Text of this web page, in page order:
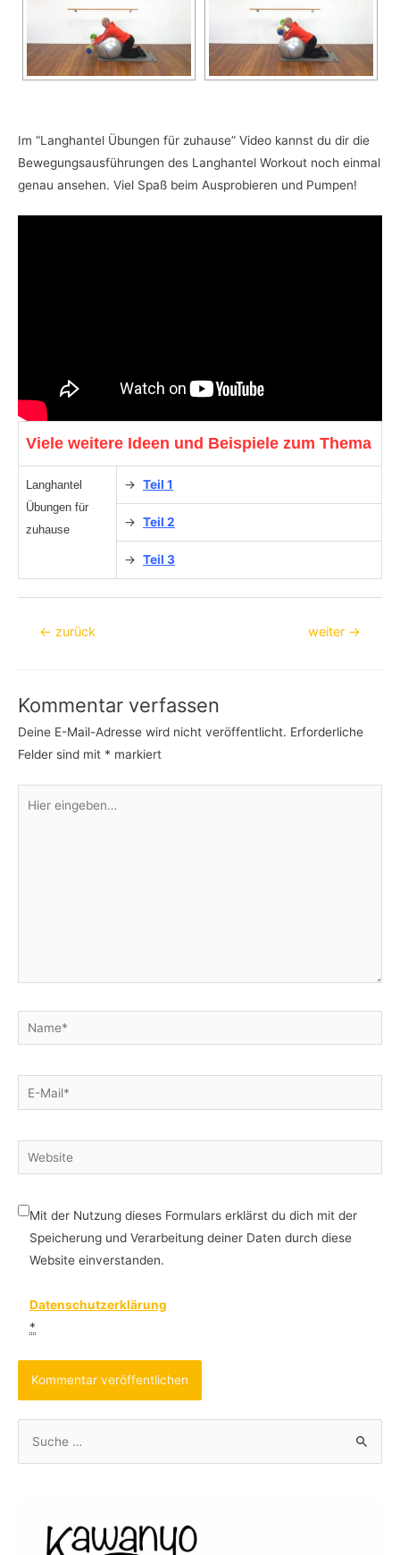
Im “Langhantel Übungen für zuhause” Video kannst du dir die
Bewegungsausführungen des Langhantel Workout noch einmal
genau ansehen. Viel Spaß beim Ausprobieren und Pumpen!
Viele weitere Ideen und Beispiele zum Thema
Langhantel
Übungen für
zuhause
→ Teil 1
→ Teil 2
→ Teil 3
Beitragsnavigation
← zurück weiter →
Kommentar verfassen
Deine E-Mail-Adresse wird nicht veröffentlicht. Erforderliche
Felder sind mit * markiert
eingeben…
Name*
E-
Mail*
Website
Mit der Nutzung dieses Formulars erklärst du dich mit der
Speicherung und Verarbeitung deiner Daten durch diese
Website einverstanden.
Datenschutzerklärung
*